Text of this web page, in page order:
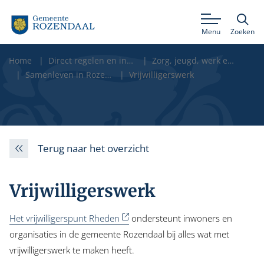
Menu Zoeken
Home Direct regelen en informatie
Zorg, jeugd, werk en onderwijs
Samenleven in Rozendaal
Vrijwilligerswerk
Terug naar het overzicht
Vrijwilligerswerk
Het vrijwilligerspunt Rheden
ondersteunt inwoners en
organisaties in de gemeente Rozendaal bij alles wat met
vrijwilligerswerk te maken heeft.